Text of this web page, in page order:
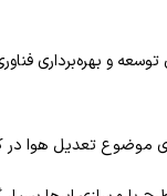
و بهره‌برداری